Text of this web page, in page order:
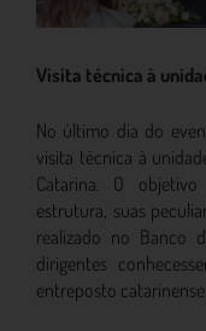
Visita técnica à
No último dia do
visita técnica à
Catarina. O
estrutura, suas
realizado no Banco
dirigentes
entreposto